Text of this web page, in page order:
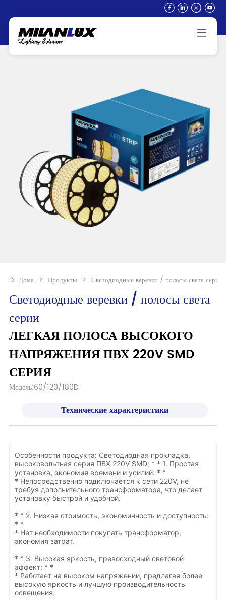
Дома > Продукты > Светодиодные веревки / полосы света серии
Светодиодные веревки / полосы света
серии
ЛЕГКАЯ ПОЛОСА ВЫСОКОГО
НАПРЯЖЕНИЯ ПВХ 220V SMD
СЕРИЯ
Модель:60/120/180D
Технические характеристики
Особенности продукта: Светодиодная прокладка,
высоковольтная серия ПВХ 220V SMD; * * 1. Простая
установка, экономия времени и усилий: * *
* Непосредственно подключается к сети 220V, не
требуя дополнительного трансформатора, что делает
установку быстрой и удобной.
* * 2. Низкая стоимость, экономичность и доступность:
* *
* Нет необходимости покупать трансформатор,
экономия затрат.
* * 3. Высокая яркость, превосходный световой
эффект: * *
* Работает на высоком напряжении, предлагая более
высокую яркость и лучшую производительность
освещения.